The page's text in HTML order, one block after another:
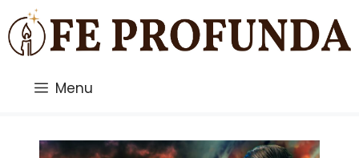
Saltar
al
contenido
Menu